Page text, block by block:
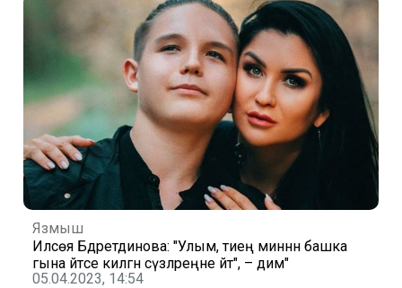
Язмыш
Илсөя Бәдретдинова: "Улым, әтиеңә миннән башка
гына әйтәсе килгән сүзләреңне әйт", – дим"
05.04.2023, 14:54